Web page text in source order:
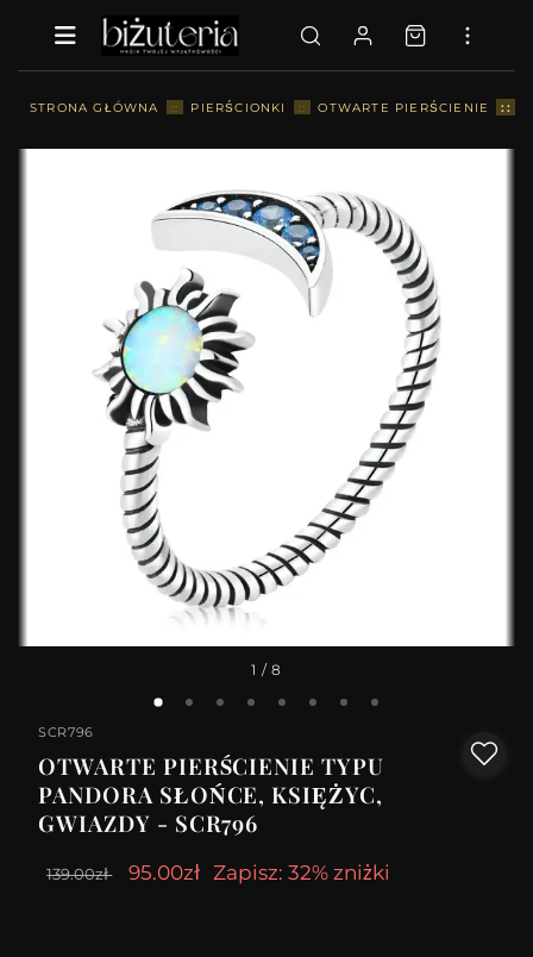
STRONA GŁÓWNA :: PIERŚCIONKI :: OTWARTE PIERŚCIENIE ::
1 / 8
SCR796
OTWARTE PIERŚCIENIE TYPU
PANDORA SŁOŃCE, KSIĘŻYC,
GWIAZDY - SCR796
139.00zł 95.00zł Zapisz: 32% zniżki